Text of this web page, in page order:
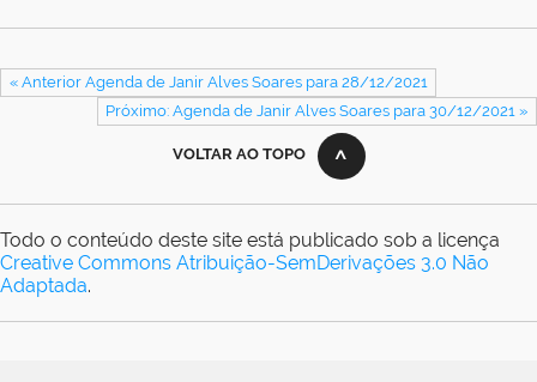
« Anterior Agenda de Janir Alves Soares para 28/12/2021
Próximo: Agenda de Janir Alves Soares para 30/12/2021 »
VOLTAR AO TOPO
Todo o conteúdo deste site está publicado sob a licença
Creative Commons Atribuição-SemDerivações 3.0 Não
Adaptada.